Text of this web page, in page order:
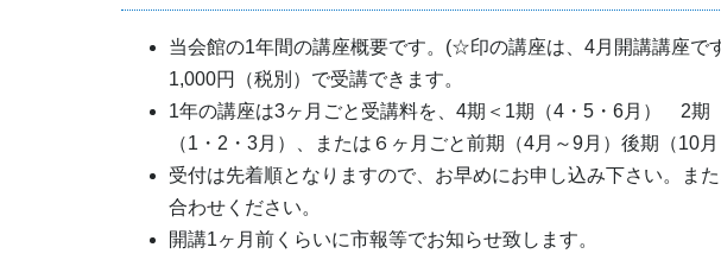
当会館の1年間の講座概要です。(☆印の講座は、4月開講講座
1,000円（税別）で受講できます。
1年の講座は3ヶ月ごと受講料を、4期＜1期（4・5・6月） 2
（1・2・3月）、または６ヶ月ごと前期（4月～9月）後期（10
受付は先着順となりますので、お早めにお申し込み下さい。ま
合わせください。
開講1ヶ月前くらいに市報等でお知らせ致します。